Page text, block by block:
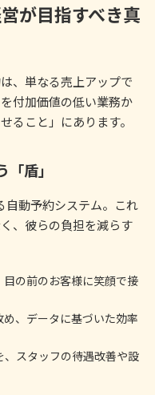
が目指すべき真
、単なる売上アップで
付加価値の低い業務か
ること」にあります。
盾」
自動予約システム。これ
、彼らの負担を減らす
の前のお客様に笑顔で接
、データに基づいた効率
スタッフの待遇改善や設